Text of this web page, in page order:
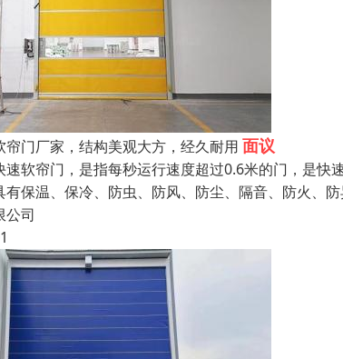
帘门厂家，结构美观大方，经久耐用 面议
速软帘门，是指每秒运行速度超过0.6米的门，是
有保温、保冷、防虫、防风、防尘、隔音、防火、
公司